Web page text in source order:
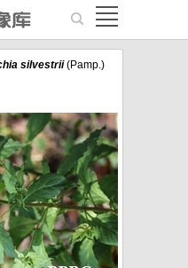
silvestrii(Pamp.)